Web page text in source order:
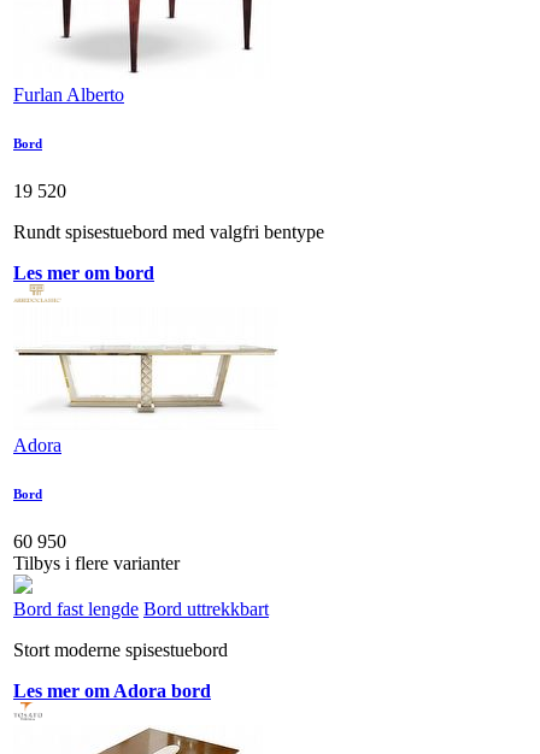
Furlan Alberto
Bord
19 520
Rundt spisestuebord med valgfri bentype
Les mer om bord
Adora
Bord
60 950
Tilbys i flere varianter
Bord fast lengde Bord uttrekkbart
Stort moderne spisestuebord
Les mer om Adora bord